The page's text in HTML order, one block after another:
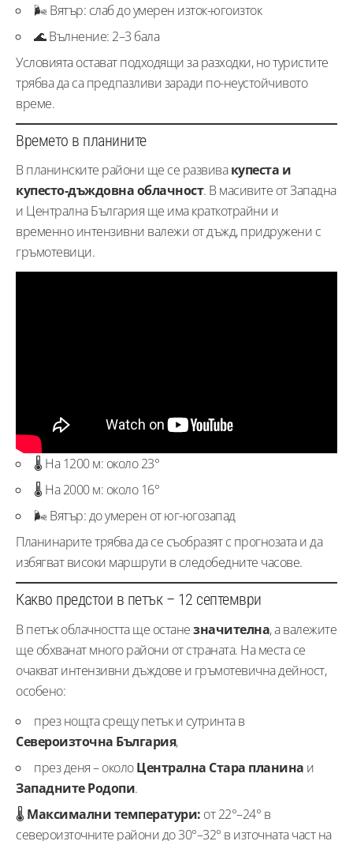
🌬️ Вятър: слаб до умерен изток-югоизток
🌊 Вълнение: 2–3 бала
Условията остават подходящи за разходки, но туристите
трябва да са предпазливи заради по-неустойчивото
време.
Времето в планините
В планинските райони ще се развивакупеста и
купесто-дъждовна облачност. В масивите от Западна
и Централна България ще има краткотрайни и
временно интензивни валежи от дъжд, придружени с
гръмотевици.
🌡️ На 1200 м: около 23°
🌡️ На 2000 м: около 16°
🌬️ Вятър: до умерен от юг-югозапад
Планинарите трябва да се съобразят с прогнозата и да
избягват високи маршрути в следобедните часове.
Какво предстои в петък – 12 септември
В петък облачността ще останезначителна, а валежите
ще обхванат много райони от страната. На места се
очакват интензивни дъждове и гръмотевична дейност,
особено:
през нощта срещу петък и сутринта в
Североизточна България,
през деня – околоЦентрална Стара планина и
Западните Родопи.
🌡️ Максимални температури: от 22°–24° в
североизточните райони до 30°–32° в източната част на